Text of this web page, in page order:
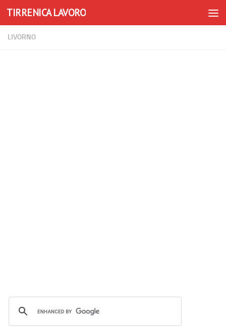
Skip to content
TIRRENICA LAVORO
LIVORNO